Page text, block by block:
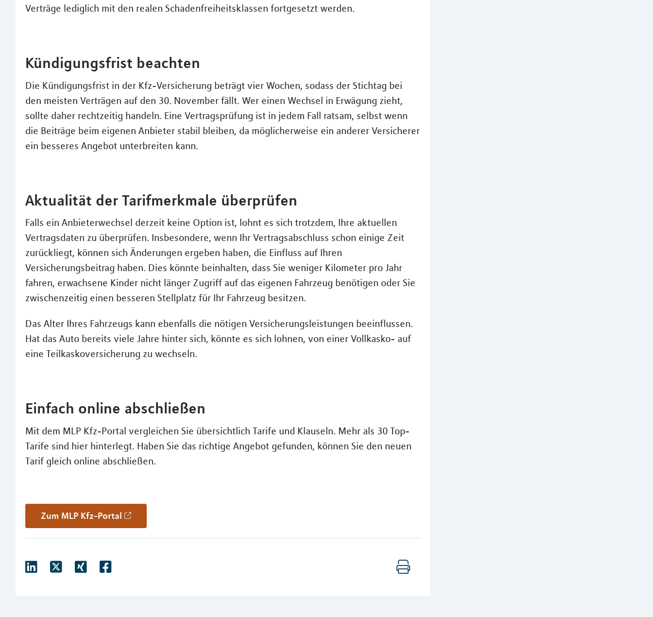
Verträge lediglich mit den realen Schadenfreiheitsklassen fortgesetzt werden.
Kündigungsfrist beachten
Die Kündigungsfrist in der Kfz-Versicherung beträgt vier Wochen, sodass der Stichtag bei
den meisten Verträgen auf den 30. November fällt. Wer einen Wechsel in Erwägung zieht,
sollte daher rechtzeitig handeln. Eine Vertragsprüfung ist in jedem Fall ratsam, selbst wenn
die Beiträge beim eigenen Anbieter stabil bleiben, da möglicherweise ein anderer Versicherer
ein besseres Angebot unterbreiten kann.
Aktualität der Tarifmerkmale überprüfen
Falls ein Anbieterwechsel derzeit keine Option ist, lohnt es sich trotzdem, Ihre aktuellen
Vertragsdaten zu überprüfen. Insbesondere, wenn Ihr Vertragsabschluss schon einige Zeit
zurückliegt, können sich Änderungen ergeben haben, die Einfluss auf Ihren
Versicherungsbeitrag haben. Dies könnte beinhalten, dass Sie weniger Kilometer pro Jahr
fahren, erwachsene Kinder nicht länger Zugriff auf das eigenen Fahrzeug benötigen oder Sie
zwischenzeitig einen besseren Stellplatz für Ihr Fahrzeug besitzen.
Das Alter Ihres Fahrzeugs kann ebenfalls die nötigen Versicherungsleistungen beeinflussen.
Hat das Auto bereits viele Jahre hinter sich, könnte es sich lohnen, von einer Vollkasko- auf
eine Teilkaskoversicherung zu wechseln.
Einfach online abschließen
Mit dem MLP Kfz-Portal vergleichen Sie übersichtlich Tarife und Klauseln. Mehr als 30 Top-
Tarife sind hier hinterlegt. Haben Sie das richtige Angebot gefunden, können Sie den neuen
Tarif gleich online abschließen.
Zum MLP Kfz-Portal